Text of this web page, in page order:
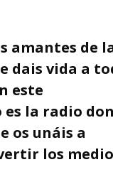
amantes de
dais vida a
este
la radio
os unáis a
los